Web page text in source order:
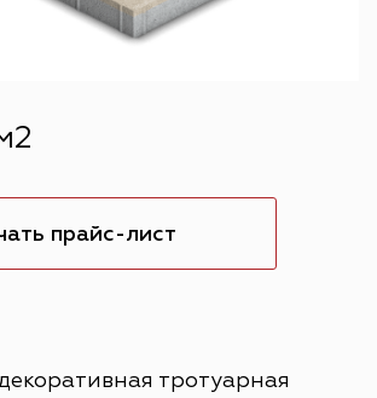
прайс-лист
тротуарная